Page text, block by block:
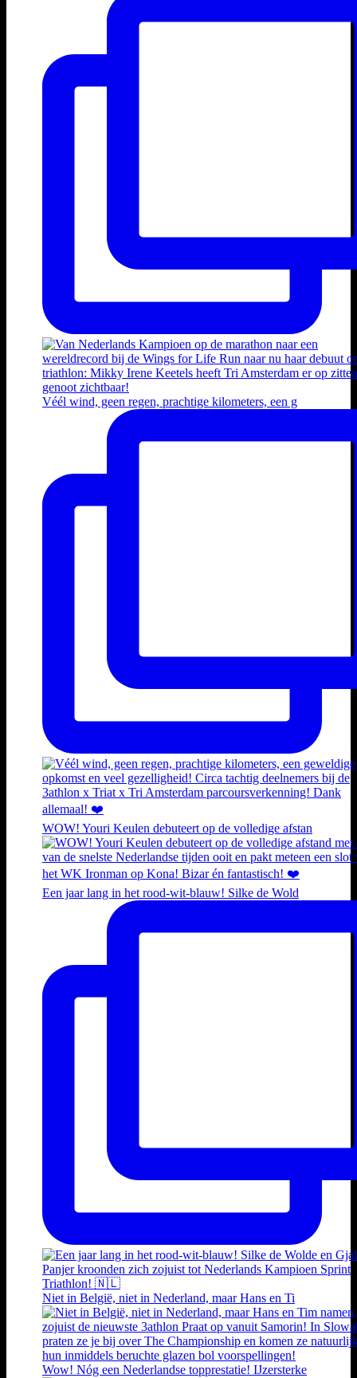
Véél wind, geen regen, prachtige kilometers, een g
WOW! Youri Keulen debuteert op de volledige afstan
Een jaar lang in het rood-wit-blauw! Silke de Wold
Niet in België, niet in Nederland, maar Hans en Ti
Wow! Nóg een Nederlandse topprestatie! IJzersterke